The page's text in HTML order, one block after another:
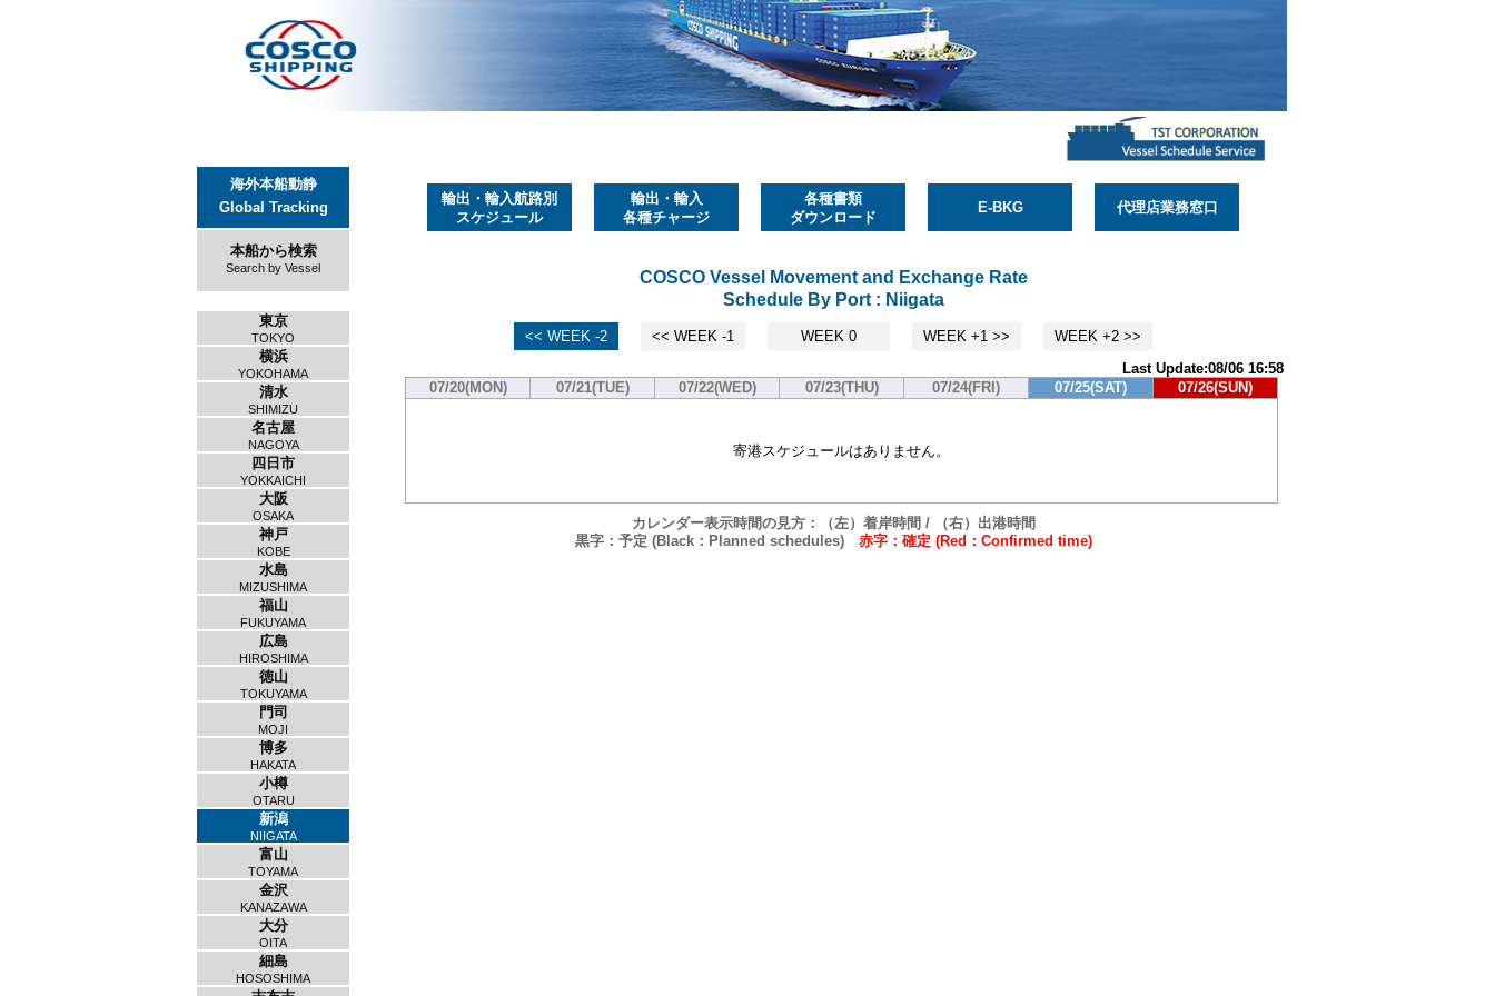
海外本船動静
Global Tracking
本船から検索
Search by Vessel
東京
TOKYO
横浜
YOKOHAMA
清水
SHIMIZU
名古屋
NAGOYA
四日市
YOKKAICHI
大阪
OSAKA
神戸
KOBE
水島
MIZUSHIMA
福山
FUKUYAMA
広島
HIROSHIMA
徳山
TOKUYAMA
門司
MOJI
博多
HAKATA
小樽
OTARU
新潟
NIIGATA
富山
TOYAMA
金沢
KANAZAWA
大分
OITA
細島
HOSOSHIMA
輸出・輸入航路別
スケジュール
輸出・輸入
各種チャージ
各種書類
ダウンロード
E-BKG 代理店業務窓口
COSCO Vessel Movement and Exchange Rate
Schedule By Port : Niigata
<< WEEK -2 << WEEK -1 WEEK 0 WEEK +1 >>
WEEK +2 >>
Last Update:08/06 16:58
07/20(MON)
07/21(TUE) 07/22(WED) 07/23(THU) 07/24(FRI) 07/25(SAT) 07/26(SUN)
寄港スケジュールはありません。
カレンダー表示時間の見方：（左）着岸時間 / （右）出港時間
黒字：予定 (Black：Planned schedules) 赤字：確定 (Red：Confirmed time)